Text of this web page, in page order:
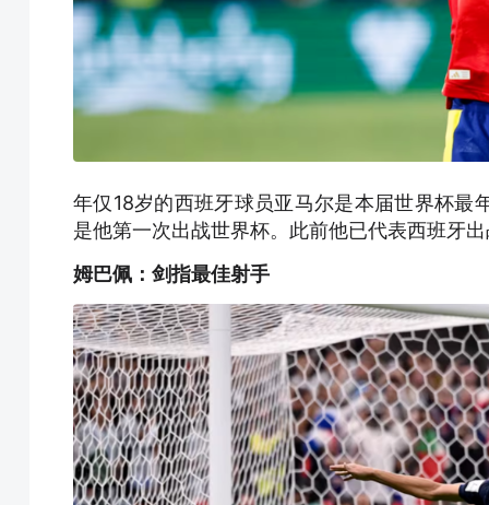
年仅18岁的西班牙球员亚马尔是本届世界杯最
是他第一次出战世界杯。此前他已代表西班牙
姆巴佩：剑指最佳射手